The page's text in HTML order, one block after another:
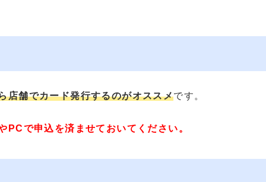
店舗でカード発行するのがオススメです。
PCで申込を済ませておいてください。